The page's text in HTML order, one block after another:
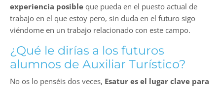
experiencia posible que pueda en el puesto actual de
trabajo en el que estoy pero, sin duda en el futuro sigo
viéndome en un trabajo relacionado con este campo.
¿Qué le dirías a los futuros
alumnos de Auxiliar Turístico?
No os lo penséis dos veces, Esatur es el lugar clave para